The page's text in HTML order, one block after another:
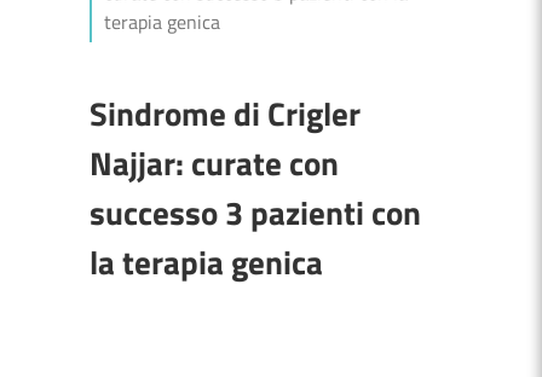
terapia genica
Sindrome di Crigler
Najjar: curate con
successo 3 pazienti con
la terapia genica